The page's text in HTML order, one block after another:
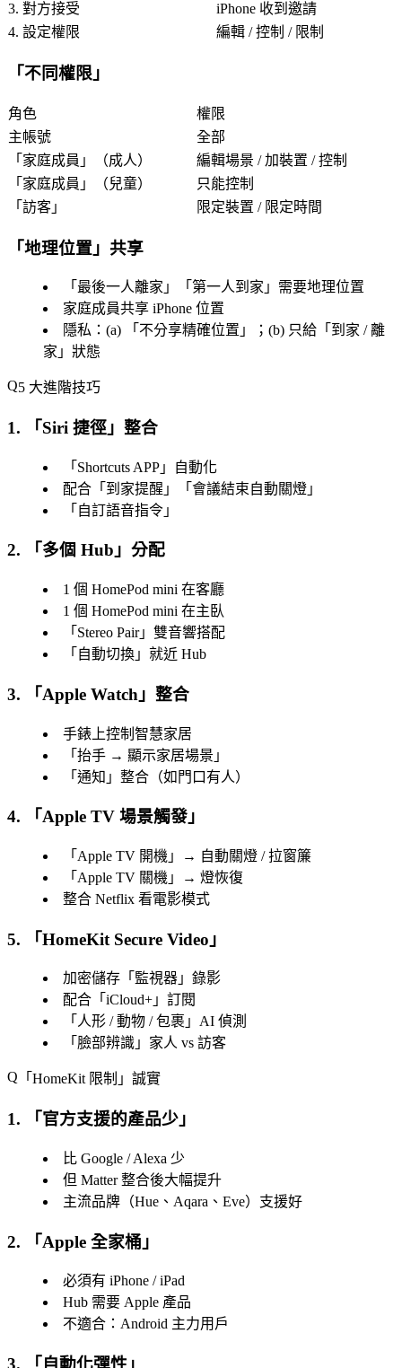
3. 對方接受
iPhone 收到邀請
4. 設定權限
編輯 / 控制 / 限制
「不同權限 」
角色
權限
主帳號
全部
「 家庭成員 」（成人）
編輯場景 / 加裝置 / 控制
「 家庭成員 」（兒童）
只能控制
「 訪客 」 限定裝置 / 限定時間
「地理位置 」共享
「 最後一人離家 」「 第一人到家 」需要地理位置
家庭成員共享 iPhone 位置
隱私：(a) 「 不分享精確位置 」；(b) 只給「 到家 / 離
家 」狀態
5 大進階技巧
1. 「 Siri 捷徑 」整合
「 Shortcuts APP 」自動化
配合「 到家提醒 」「 會議結束自動關燈 」
「 自訂語音指令 」
2. 「 多個 Hub 」分配
1 個 HomePod mini 在客廳
1 個 HomePod mini 在主臥
「 Stereo Pair」雙音響搭配
「 自動切換 」就近 Hub
3. 「Apple Watch 」整合
手錶上控制智慧家居
「 抬手 → 顯示家居場景 」
「 通知 」整合（如門口有人）
4. 「Apple TV 場景觸發 」
「 Apple TV 開機 」→ 自動關燈 / 拉窗簾
「 Apple TV 關機 」→ 燈恢復
整合 Netflix 看電影模式
5. 「HomeKit Secure Video 」
加密儲存「 監視器 」錄影
配合「 iCloud+ 」訂閱
「 人形 / 動物 / 包裹 」AI 偵測
「 臉部辨識 」家人 vs 訪客
「 HomeKit 限制 」誠實
1. 「 官方支援的產品少 」
比 Google / Alexa 少
但 Matter 整合後大幅提升
主流品牌（Hue、Aqara、Eve）支援好
2. 「Apple 全家桶 」
必須有 iPhone / iPad
Hub 需要 Apple 產品
不適合：Android 主力用戶
3. 「 自動化彈性 」